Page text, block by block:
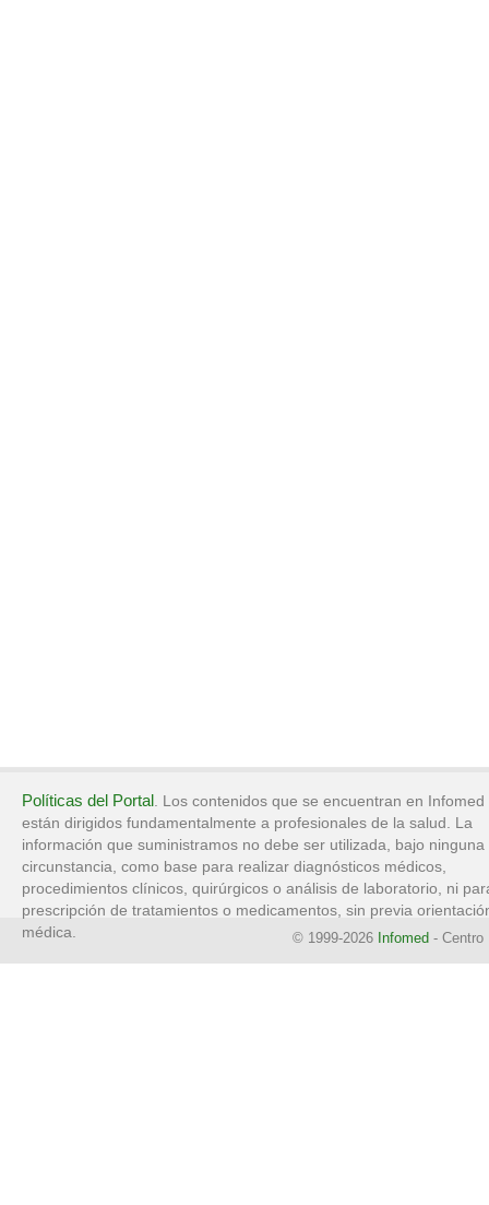
Políticas del Portal . Los contenidos que se encuentran en Infomed
están dirigidos fundamentalmente a profesionales de la salud. La
información que suministramos no debe ser utilizada, bajo ninguna
circunstancia, como base para realizar diagnósticos médicos,
procedimientos clínicos, quirúrgicos o análisis de laboratorio, ni
prescripción de tratamientos o medicamentos, sin previa
médica.
© 1999-2026 Infomed - Centro